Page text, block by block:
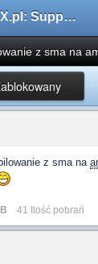
AMXX.pl: Support AMX Mod X i SourceMod
z sma na
z sma na
41 Ilość pobrań